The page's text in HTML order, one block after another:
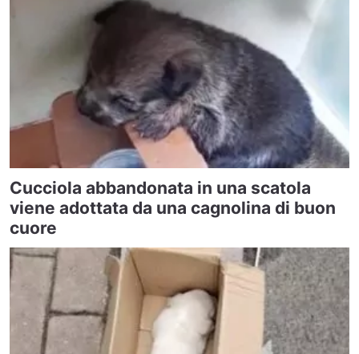
Cucciola abbandonata in una scatola
viene adottata da una cagnolina di buon
cuore